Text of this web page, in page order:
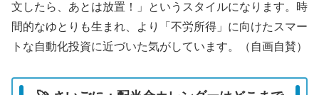
文したら、あとは放置！」というスタイルになります。時
間的なゆとりも生まれ、より「不労所得」に向けたスマー
トな自動化投資に近づいた気がしています。（自画自賛）